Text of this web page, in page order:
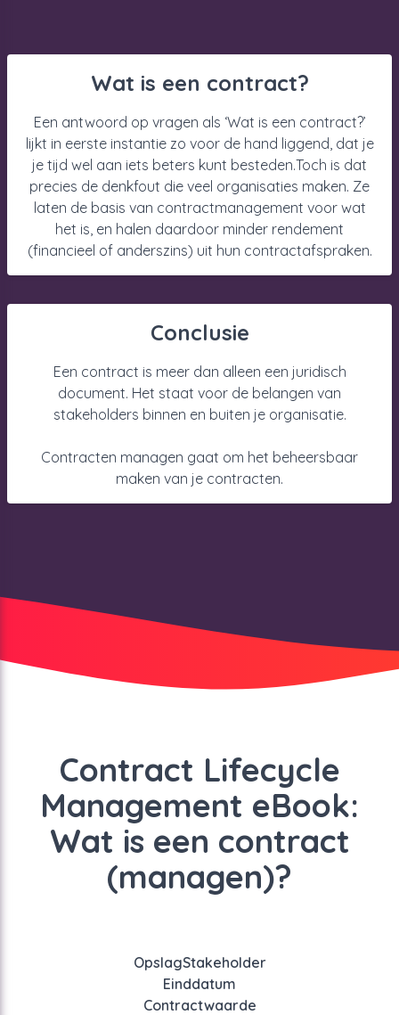
Wat is een contract?
Een antwoord op vragen als ‘Wat is een contract?’
lijkt in eerste instantie zo voor de hand liggend, dat je
je tijd wel aan iets beters kunt besteden.Toch is dat
precies de denkfout die veel organisaties maken. Ze
laten de basis van contractmanagement voor wat
het is, en halen daardoor minder rendement
(financieel of anderszins) uit hun contractafspraken.
Conclusie
Een contract is meer dan alleen een juridisch
document. Het staat voor de belangen van
stakeholders binnen en buiten je organisatie.
Contracten managen gaat om het beheersbaar
maken van je contracten.
Contract Lifecycle
Management eBook:
Wat is een contract
(managen)?
OpslagStakeholder
Einddatum
Contractwaarde